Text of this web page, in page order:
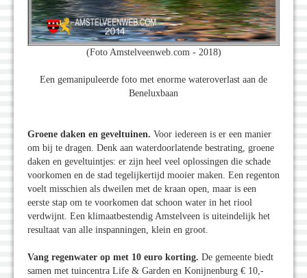
(Foto Amstelveenweb.com - 2018)
Een gemanipuleerde foto met enorme wateroverlast aan de
Beneluxbaan
Groene daken en geveltuinen. Voor iedereen is er een manier
om bij te dragen. Denk aan waterdoorlatende bestrating, groene
daken en geveltuintjes: er zijn heel veel oplossingen die schade
voorkomen en de stad tegelijkertijd mooier maken. Een regenton
voelt misschien als dweilen met de kraan open, maar is een
eerste stap om te voorkomen dat schoon water in het riool
verdwijnt. Een klimaatbestendig Amstelveen is uiteindelijk het
resultaat van alle inspanningen, klein en groot.
Vang regenwater op met 10 euro korting. De gemeente biedt
samen met tuincentra Life & Garden en Konijnenburg € 10,-